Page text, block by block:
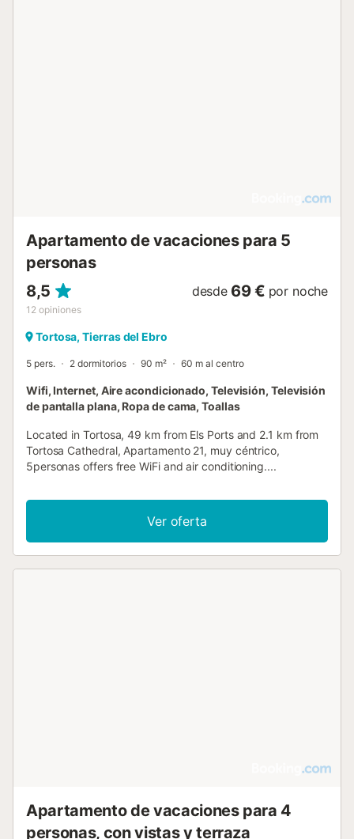
Apartamento de vacaciones para 5
personas
8,5
12 opiniones
desde 69 € por noche
Tortosa, Tierras del Ebro
5 pers. 2 dormitorios 90 m² 60 m al centro
Wifi, Internet, Aire acondicionado, Televisión, Televisión
de pantalla plana, Ropa de cama, Toallas
Located in Tortosa, 49 km from Els Ports and 2.1 km from
Tortosa Cathedral, Apartamento 21, muy céntrico,
5personas offers free WiFi and air conditioning....
Ver oferta
Apartamento de vacaciones para 4
personas, con vistas y terraza